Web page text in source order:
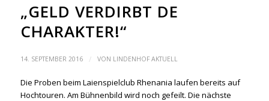
„GELD VERDIRBT DE
CHARAKTER!“
14. SEPTEMBER 2016 / VON LINDENHOF AKTUELL
Die Proben beim Laienspielclub Rhenania laufen bereits auf
Hochtouren. Am Bühnenbild wird noch gefeilt. Die nächste